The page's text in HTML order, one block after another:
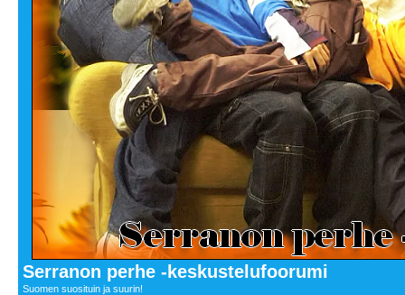
Serranon perhe -keskustelufoorumi
Suomen suosituin ja suurin!